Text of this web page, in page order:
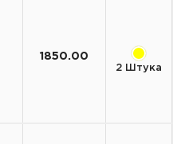
1850.00
2 Штука